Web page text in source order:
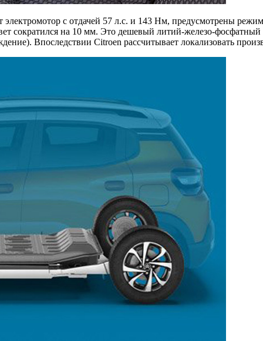
с отдачей 57 л.с. и 143 Нм, предусмотрены
сократился на 10 мм. Это дешевый литий-железо-
Впоследствии Citroen рассчитывает локализовать